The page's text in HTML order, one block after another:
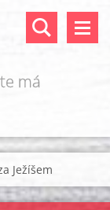
má
Ježíšem